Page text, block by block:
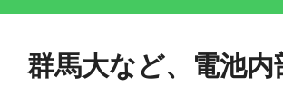
群馬大など、電池